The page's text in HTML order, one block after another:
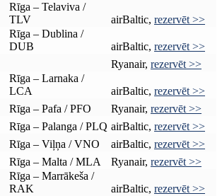
Rīga – Telaviva /
TLV
airBaltic, rezervēt >>
Rīga – Dublina /
DUB
airBaltic, rezervēt >>
Ryanair, rezervēt >>
Rīga – Larnaka /
LCA
airBaltic, rezervēt >>
Rīga – Pafa / PFO
Ryanair, rezervēt >>
Rīga – Palanga / PLQ airBaltic, rezervēt >>
Rīga – Viļņa / VNO
airBaltic, rezervēt >>
Rīga – Malta / MLA Ryanair, rezervēt >>
Rīga – Marrākeša /
RAK
airBaltic, rezervēt >>